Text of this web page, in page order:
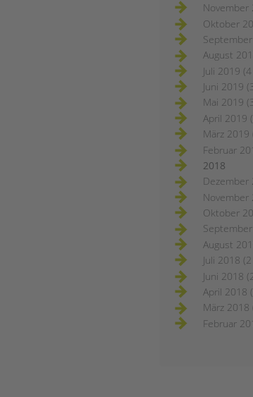
November
Oktober
August
Juli 2019
Juni 2019
Mai 2019
April 2019
März 2019
Februar
2018
Dezember
November
Oktober
August
Juli 2018
Juni 2018
April 2018
März 2018
Februar